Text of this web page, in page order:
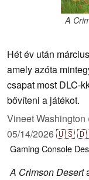
A
Hét év után
amely azóta
csapat most DLC-
bővíteni a játékot.
Vineet Washington
05/14/2026🇺🇸
Gaming Console
A Crimson Desert